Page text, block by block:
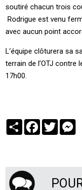
soutiré chacun trois
Rodrigue est venu
avec aucun point
L’équipe clôturera sa
terrain de l’OTJ contre
17h00.
PartagerFacebook
Twitter